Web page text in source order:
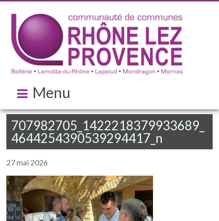
Menu
707982705_1422218379933689_
4644254390539294417_n
27 mai 2026